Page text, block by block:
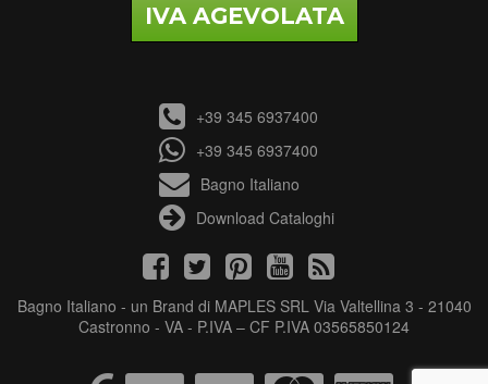
IVA AGEVOLATA
+39 345 6937400
+39 345 6937400
Bagno Italiano
Download Cataloghi
Bagno Italiano - un Brand di MAPLES SRL Via Valtellina 3 - 21040
Castronno - VA - P.IVA – CF P.IVA 03565850124